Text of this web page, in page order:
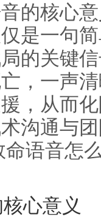
的核心
仅是一句
的关键
，一声
，从而
沟通与
语音怎
心意义